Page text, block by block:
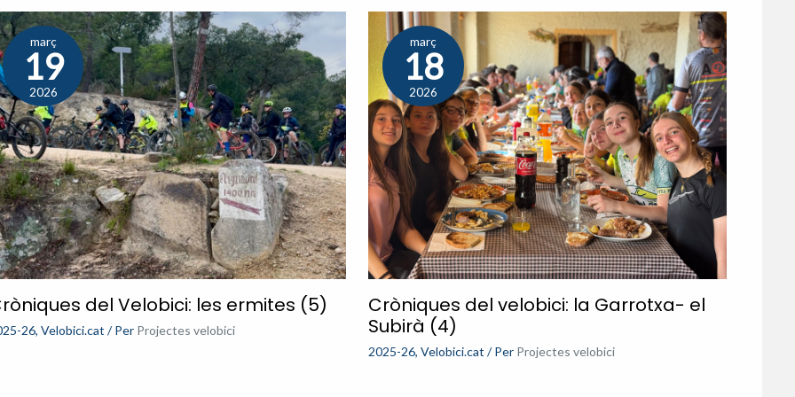
març
19
2026
del Velobici: les ermites (5)
26, Velobici.cat / Per Projectes velobici
març
18
2026
Cròniques del velobici: la Garrotxa- el
Subirà (4)
2025-26,Velobici.cat / Per Projectes velobici